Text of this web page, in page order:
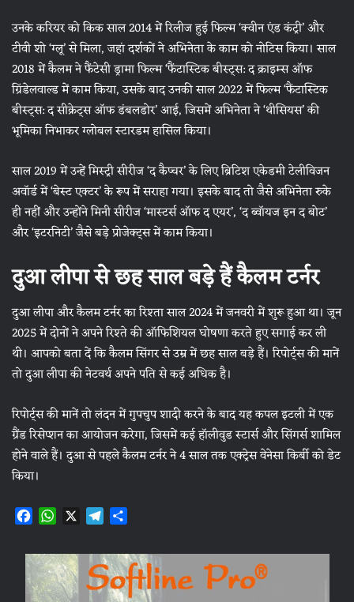
उनके करियर को किक साल 2014 में रिलीज हुई फिल्म ‘क्वीन एंड कंट्री’ और
टीवी शो ‘ग्लू’ से मिला, जहां दर्शकों ने अभिनेता के काम को नोटिस किया। साल
2018 में कैलम ने फैंटेसी ड्रामा फिल्म ‘फैंटास्टिक बीस्ट्स: द क्राइम्स ऑफ
ग्रिंडेलवाल्ड में काम किया, उसके बाद उनकी साल 2022 में फिल्म ‘फैंटास्टिक
बीस्ट्स: द सीक्रेट्स ऑफ डंबलडोर’ आई, जिसमें अभिनेता ने ‘थीसियस’ की
भूमिका निभाकर ग्लोबल स्टारडम हासिल किया।
साल 2019 में उन्हें मिस्ट्री सीरीज ‘द कैप्चर’ के लिए ब्रिटिश एकेडमी टेलीविजन
अवॉर्ड में ‘बेस्ट एक्टर’ के रूप में सराहा गया। इसके बाद तो जैसे अभिनेता रुके
ही नहीं और उन्होंने मिनी सीरीज ‘मास्टर्स ऑफ द एयर’, ‘द ब्वॉयज इन द बोट’
और ‘इटरनिटी’ जैसे बड़े प्रोजेक्ट्स में काम किया।
दुआ लीपा से छह साल बड़े हैं कैलम टर्नर
दुआ लीपा और कैलम टर्नर का रिश्ता साल 2024 में जनवरी में शुरू हुआ था। जून
2025 में दोनों ने अपने रिश्ते की ऑफिशियल घोषणा करते हुए सगाई कर ली
थी। आपको बता दें कि कैलम सिंगर से उम्र में छह साल बड़े हैं। रिपोर्ट्स की मानें
तो दुआ लीपा की नेटवर्थ अपने पति से कई अधिक है।
रिपोर्ट्स की मानें तो लंदन में गुपचुप शादी करने के बाद यह कपल इटली में एक
ग्रैंड रिसेप्शन का आयोजन करेगा, जिसमें कई हॉलीवुड स्टार्स और सिंगर्स शामिल
होने वाले हैं। दुआ से पहले कैलम टर्नर ने 4 साल तक एक्ट्रेस वेनेसा किर्बी को डेट
किया।
F
c
e
b
W
a
t
s
X T
l
e
g
a
r
e